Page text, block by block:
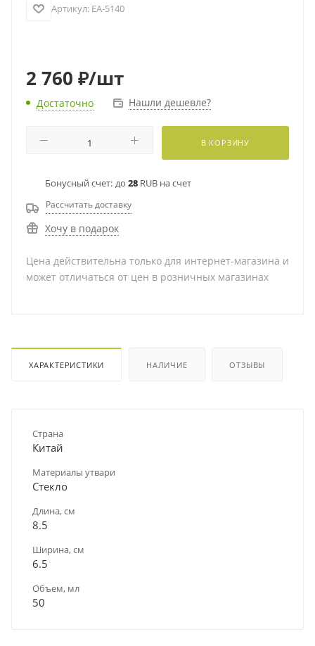
Артикул: EA-5140
2 760 ₽/шт
Достаточно Нашли дешевле?
В КОРЗИНУ
Бонусный счет: до 28 RUB на счет
Рассчитать доставку
Хочу в подарок
Цена действительна только для интернет-магазина и
может отличаться от цен в розничных магазинах
ХАРАКТЕРИСТИКИ НАЛИЧИЕ ОТЗЫВЫ
Страна
Китай
Материалы утвари
Стекло
Длина, см
8.5
Ширина, см
6.5
Объем, мл
50